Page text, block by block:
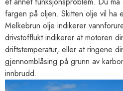
fargen på oljen. Skitten olje vil ha
Melkebrun olje indikerer
drivstofflukt indikerer at motoren
driftstemperatur, eller at ringene
gjennomblåsing på grunn av
innbrudd.